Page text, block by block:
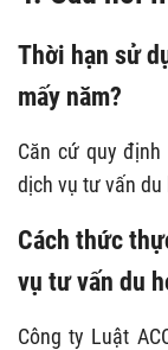
Thời hạn sử
mấy năm?
Căn cứ quy
dịch vụ tư vấn
Cách thức
vụ tư vấn du
Công ty Luật